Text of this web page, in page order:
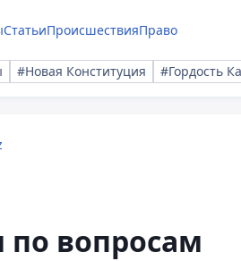
СтатьиПроисшествияПраво
#Новая Конституция #Гордость
по вопросам